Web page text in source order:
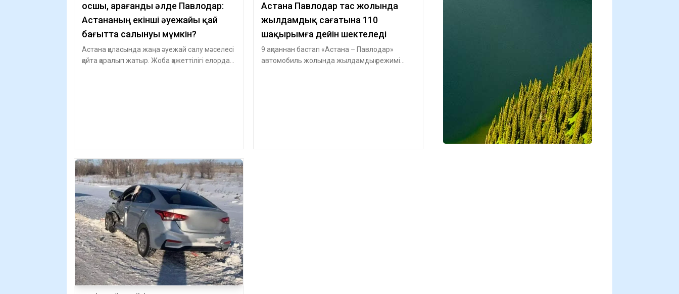
Қосшы, Қарағанды әлде Павлодар:
Астананың екінші әуежайы қай
бағытта салынуы мүмкін?
Астана қаласында жаңа әуежай салу мәселесі
қайта қаралып жатыр. Жоба қажеттілігі елорда
Астана Павлодар тас жолында
жылдамдық сағатына 110
шақырымға дейін шектеледі
9 ақпаннан бастап «Астана – Павлодар»
автомобиль жолында жылдамдық режимі